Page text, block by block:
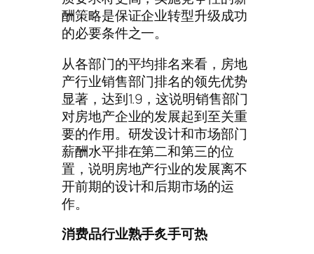
酬策略是保证企业转型升级成功
的必要条件之一。
从各部门的平均排名来看，房地
产行业销售部门排名的领先优势
显著，达到1.9，这说明销售部门
对房地产企业的发展起到至关重
要的作用。研发设计和市场部门
薪酬水平排在第二和第三的位
置，说明房地产行业的发展离不
开前期的设计和后期市场的运
作。
消费品行业熟手炙手可热